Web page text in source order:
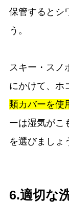
保管するとシ
う。
スキー・スノ
にかけて、ホ
類カバーを使
ーは湿気がこ
を選びましょ
6.適切な